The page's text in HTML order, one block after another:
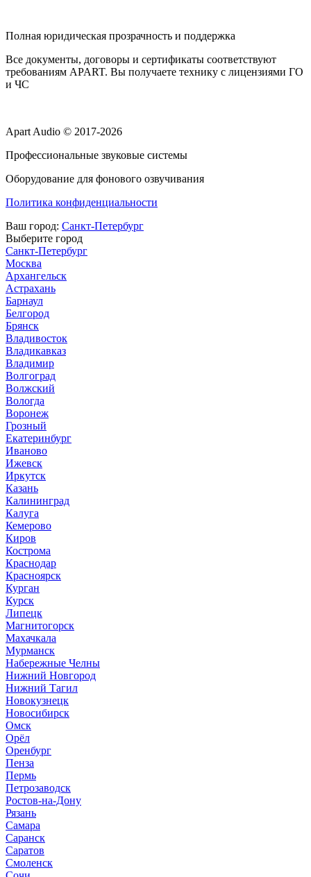
Полная юридическая прозрачность и поддержка
Все документы, договоры и сертификаты соответствуют
требованиям APART. Вы получаете технику с лицензиями ГО
и ЧС
Apart Audio © 2017-2026
Профессиональные звуковые системы
Оборудование для фонового озвучивания
Политика конфиденциальности
Ваш город: Санкт-Петербург
Выберите город
Санкт-Петербург
Москва
Архангельск
Астрахань
Барнаул
Белгород
Брянск
Владивосток
Владикавказ
Владимир
Волгоград
Волжский
Вологда
Воронеж
Грозный
Екатеринбург
Иваново
Ижевск
Иркутск
Казань
Калининград
Калуга
Кемерово
Киров
Кострома
Краснодар
Красноярск
Курган
Курск
Липецк
Магнитогорск
Махачкала
Мурманск
Набережные Челны
Нижний Новгород
Нижний Тагил
Новокузнецк
Новосибирск
Омск
Орёл
Оренбург
Пенза
Пермь
Петрозаводск
Ростов-на-Дону
Рязань
Самара
Саранск
Саратов
Смоленск